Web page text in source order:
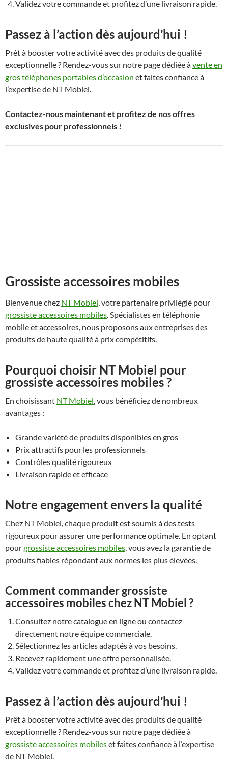
Validez votre commande et profitez d’une livraison rapide.
Passez à l’action dès aujourd’hui !
Prêt à booster votre activité avec des produits de qualité
exceptionnelle ? Rendez-vous sur notre page dédiée àvente en
gros téléphones portables d’occasion et faites confiance à
l’expertise de NT Mobiel.
Contactez-nous maintenant et profitez de nos offres
exclusives pour professionnels !
Grossiste accessoires mobiles
Bienvenue chez NT Mobiel, votre partenaire privilégié pour
grossiste accessoires mobiles. Spécialistes en téléphonie
mobile et accessoires, nous proposons aux entreprises des
produits de haute qualité à prix compétitifs.
Pourquoi choisir NT Mobiel pour
grossiste accessoires mobiles ?
En choisissant NT Mobiel, vous bénéficiez de nombreux
avantages :
Grande variété de produits disponibles en gros
Prix attractifs pour les professionnels
Contrôles qualité rigoureux
Livraison rapide et efficace
Notre engagement envers la qualité
Chez NT Mobiel, chaque produit est soumis à des tests
rigoureux pour assurer une performance optimale. En optant
pourgrossiste accessoires mobiles, vous avez la garantie de
produits fiables répondant aux normes les plus élevées.
Comment commander grossiste
accessoires mobiles chez NT Mobiel ?
Consultez notre catalogue en ligne ou contactez
directement notre équipe commerciale.
Sélectionnez les articles adaptés à vos besoins.
Recevez rapidement une offre personnalisée.
Validez votre commande et profitez d’une livraison rapide.
Passez à l’action dès aujourd’hui !
Prêt à booster votre activité avec des produits de qualité
exceptionnelle ? Rendez-vous sur notre page dédiée à
grossiste accessoires mobileset faites confiance à l’expertise
de NT Mobiel.